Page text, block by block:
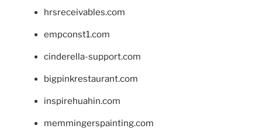
hrsreceivables.com
empconst1.com
cinderella-support.com
bigpinkrestaurant.com
inspirehuahin.com
memmingerspainting.com